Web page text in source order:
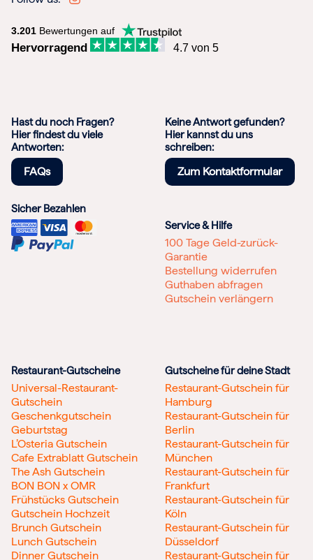
3.201 Bewertungen auf
Hervorragend 4.7 von 5
Hast du noch Fragen?
Hier findest du viele
Antworten:
FAQs
Keine Antwort gefunden?
Hier kannst du uns
schreiben:
Zum Kontaktformular
Sicher Bezahlen
Service & Hilfe
100 Tage Geld-zurück-
Garantie
Bestellung widerrufen
Guthaben abfragen
Gutschein verlängern
Restaurant-Gutscheine
Universal-Restaurant-
Gutschein
Geschenkgutschein
Geburtstag
L’Osteria Gutschein
Cafe Extrablatt Gutschein
The Ash Gutschein
BON BON x OMR
Frühstücks Gutschein
Gutschein Hochzeit
Brunch Gutschein
Lunch Gutschein
Dinner Gutschein
Gutscheine für deine Stadt
Restaurant-Gutschein für
Hamburg
Restaurant-Gutschein für
Berlin
Restaurant-Gutschein für
München
Restaurant-Gutschein für
Frankfurt
Restaurant-Gutschein für
Köln
Restaurant-Gutschein für
Düsseldorf
Restaurant-Gutschein für